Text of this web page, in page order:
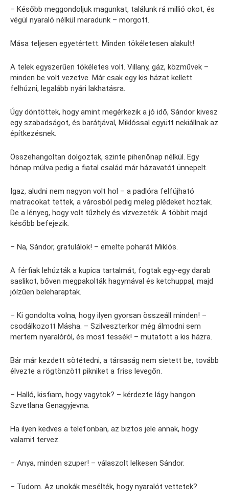
– Később meggondoljuk magunkat, találunk rá millió okot, és
végül nyaraló nélkül maradunk – morgott.
Mása teljesen egyetértett. Minden tökéletesen alakult!
A telek egyszerűen tökéletes volt. Villany, gáz, közművek –
minden be volt vezetve. Már csak egy kis házat kellett
felhúzni, legalább nyári lakhatásra.
Úgy döntöttek, hogy amint megérkezik a jó idő, Sándor kivesz
egy szabadságot, és barátjával, Miklóssal együtt nekiállnak az
építkezésnek.
Összehangoltan dolgoztak, szinte pihenőnap nélkül. Egy
hónap múlva pedig a fiatal család már házavatót ünnepelt.
Igaz, aludni nem nagyon volt hol – a padlóra felfújható
matracokat tettek, a városból pedig meleg plédeket hoztak.
De a lényeg, hogy volt tűzhely és vízvezeték. A többit majd
később befejezik.
– Na, Sándor, gratulálok! – emelte poharát Miklós.
A férfiak lehúzták a kupica tartalmát, fogtak egy-egy darab
saslikot, bőven megpakolták hagymával és ketchuppal, majd
jóízűen beleharaptak.
– Ki gondolta volna, hogy ilyen gyorsan összeáll minden! –
csodálkozott Másha. – Szilveszterkor még álmodni sem
mertem nyaralóról, és most tessék! – mutatott a kis házra.
Bár már kezdett sötétedni, a társaság nem sietett be, tovább
élvezte a rögtönzött pikniket a friss levegőn.
– Halló, kisfiam, hogy vagytok? – kérdezte lágy hangon
Szvetlana Genagyjevna.
Ha ilyen kedves a telefonban, az biztos jele annak, hogy
valamit tervez.
– Anya, minden szuper! – válaszolt lelkesen Sándor.
– Tudom. Az unokák mesélték, hogy nyaralót vettetek?